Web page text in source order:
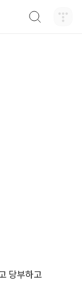
당부하고